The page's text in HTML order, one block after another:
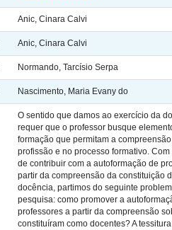
Anic, Cinara Calvi
Anic, Cinara Calvi
Normando, Tarcísio Serpa
Nascimento, Maria Evany do
O sentido que damos ao exercício da
requer que o professor busque
formação que permitam a
profissão e no processo formativo.
de contribuir com a autoformação de
partir da compreensão da constituição
docência, partimos do seguinte
pesquisa: como promover a
professores a partir da compreensão
constituíram como docentes? A